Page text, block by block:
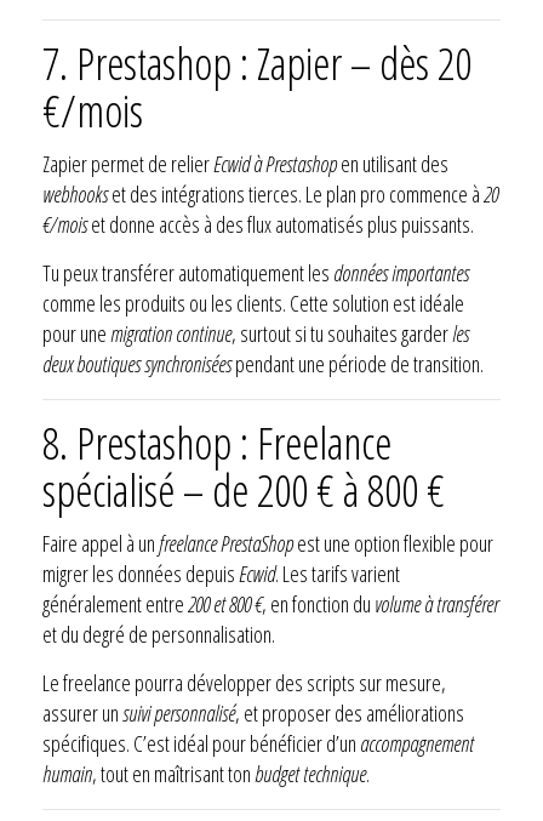
7. Prestashop : Zapier – dès 20
€/mois
Zapier permet de relierEcwid à Prestashopen utilisant des
webhookset des intégrations tierces. Le plan pro commence à20
€/moiset donne accès à des flux automatisés plus puissants.
Tu peux transférer automatiquement les données importantes
comme les produits ou les clients. Cette solution est idéale
pour une migration continue, surtout si tu souhaites garderles
deux boutiques synchroniséespendant une période de transition.
8. Prestashop : Freelance
spécialisé – de 200 € à 800 €
Faire appel à unfreelance PrestaShopest une option flexible pour
migrer les données depuisEcwid. Les tarifs varient
généralement entre200 et 800 €, en fonction du volume à transférer
et du degré de personnalisation.
Le freelance pourra développer des scripts sur mesure,
assurer unsuivi personnalisé, et proposer des améliorations
spécifiques. C’est idéal pour bénéficier d’un accompagnement
humain, tout en maîtrisant ton budget technique.